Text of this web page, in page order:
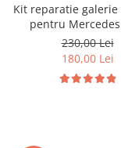
Kit reparatie galerie
pentru Mercedes
Chrysler
230,00 Lei
180,00 Lei